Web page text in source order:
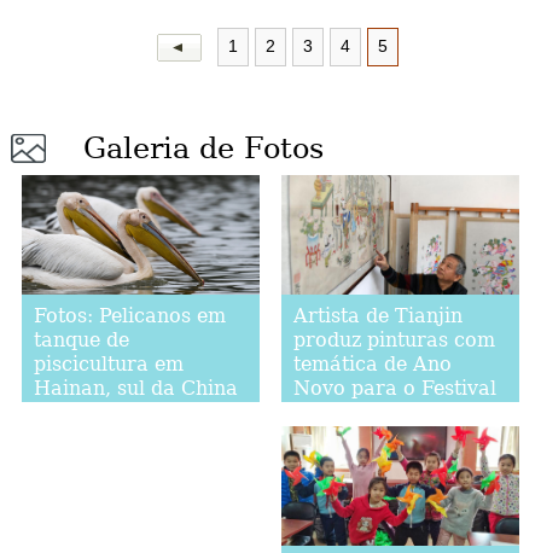
1 2 3 4 5
Galeria de Fotos
Fotos: Pelicanos em
tanque de
piscicultura em
Hainan, sul da China
Artista de Tianjin
produz pinturas com
temática de Ano
Novo para o Festival